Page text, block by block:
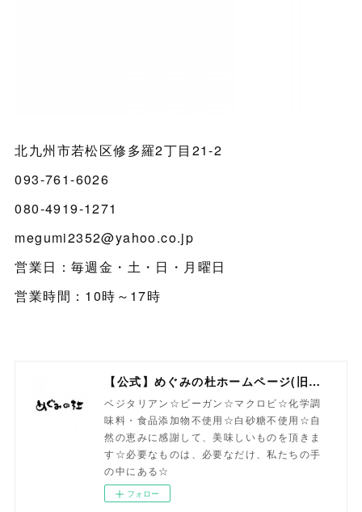
北九州市若松区修多羅2丁目21-2
093-761-6026
080-4919-1271
megumi2352@yahoo.co.jp
営業日：毎週金・土・日・月曜日
営業時間：10時～17時
【公式】めぐみの杜ホームページ(旧自然食工房）
ベジタリアン☆ビーガン☆マクロビ☆化学調
味料・食品添加物不使用☆白砂糖不使用☆自
然の恵みに感謝して、美味しいものを頂きま
す☆必要なものは、必要なだけ、私たちの手
の中にある☆
フォロー